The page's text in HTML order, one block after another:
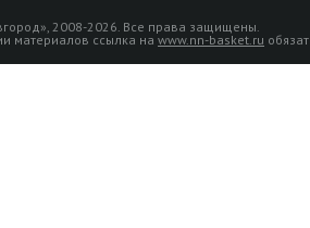
2008-2026. Все права защищены.
материалов ссылка на www.nn-basket.ru